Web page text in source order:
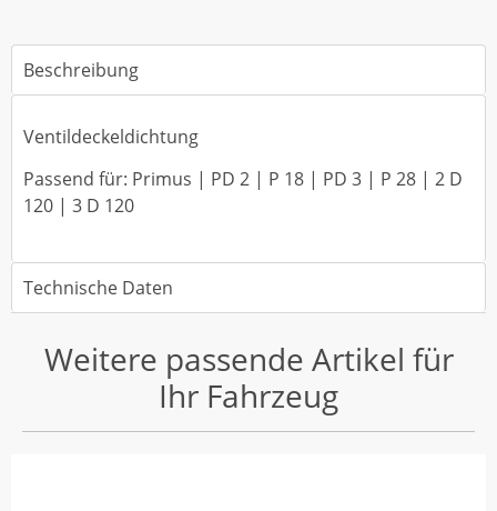
Beschreibung
Ventildeckeldichtung
Passend für: Primus | PD 2 | P 18 | PD 3 | P 28 | 2 D
120 | 3 D 120
Technische Daten
Weitere passende Artikel für
Ihr Fahrzeug